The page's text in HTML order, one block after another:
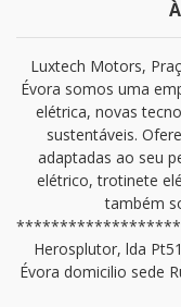
Luxtech Motors,
Évora somos uma
elétrica, novas
sustentáveis.
adaptadas ao seu
elétrico, trotinete
também
Herosplutor, lda
Évora domicilio sede